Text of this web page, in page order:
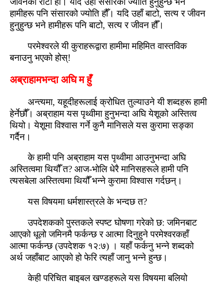
हामीहरू पनि संसारको ज्योति हौँ। यदि उहाँ बाटो, सत्य र जीवन
हुनुहुन्‍छ भने हामीहरू पनि बाटो, सत्य र जीवन हौँ।
परमेश्‍वरले यी कुराहरूद्वारा हामीमा महिमित वास्‍तविक
बनाउनु भएको होस्!
अब्राहामभन्‍दा अघि म हुँ
अन्‍त्यमा, यहूदीहरूलाई क्रोधित तुल्याउने यी शब्‍दहरू हामी
हेर्नेछौँ। अब्राहाम यस पृथ्‍वीमा हुनुभन्‍दा अघि येशूको अस्‍तित्‍व
थियो। येशूमा विश्‍वास गर्ने कुनै मानिसले यस कुरामा सङ्का
गर्दैन।
के हामी पनि अब्राहाम यस पृथ्‍वीमा आउनुभन्‍दा अघि
अस्‍तित्‍वमा थियौँ त? आज-भोलि धेरै मानिसहरूले हामी पनि
त्यसबेला अस्‍तित्‍वमा थियौँ भन्ने कुरामा विश्‍वास गर्दछन्।
यस विषयमा धर्मशास्‍त्रले के भन्‍दछ त?
उपदेशकको पुस्‍तकले स्‍पष्‍ट घोषणा गरेको छ: जमिनबाट
आएको धूलो जमिनमै फर्कन्‍छ र आत्‍मा दिनुहुने परमेश्‍वरकहाँ
आत्‍मा फर्कन्‍छ (उपदेशक १२:७) । यहाँ फर्कनु भन्ने शब्‍दको
अर्थ जहाँबाट आएको हो फेरि त्यहाँ जानु भन्ने हुन्‍छ।
केही परिचित बाइबल खण्‍डहरूले यस विषयमा बलियो